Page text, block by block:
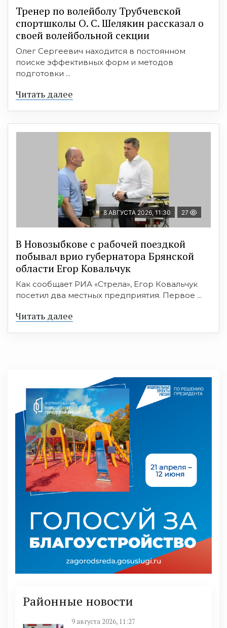
Тренер по волейболу Трубчевской
спортшколы О. С. Шелякин рассказал о
своей волейбольной секции
Олег Сергеевич находится в постоянном
поиске эффективных форм и методов
подготовки ...
Читать далее
8 АВГУСТА 2026, 11:30 27
В Новозыбкове с рабочей поездкой
побывал врио губернатора Брянской
области Егор Ковальчук
Как сообщает РИА «Стрела», Егор Ковальчук
посетил два местных предприятия. Первое ...
Читать далее
Районные новости
9 августа 2026, 11:27